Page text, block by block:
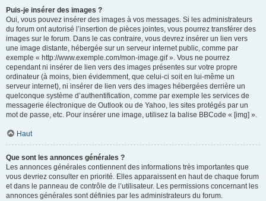
Puis-je insérer des images ?
Oui, vous pouvez insérer des images à vos messages. Si les administrateurs
du forum ont autorisé l’insertion de pièces jointes, vous pourrez transférer des
images sur le forum. Dans le cas contraire, vous devrez insérer un lien vers
une image distante, hébergée sur un serveur internet public, comme par
exemple « http://www.exemple.com/mon-image.gif ». Vous ne pourrez
cependant ni insérer de lien vers des images présentes sur votre propre
ordinateur (à moins, bien évidemment, que celui-ci soit en lui-même un
serveur internet), ni insérer de lien vers des images hébergées derrière un
quelconque système d’authentification, comme par exemple les services de
messagerie électronique de Outlook ou de Yahoo, les sites protégés par un
mot de passe, etc. Pour insérer une image, utilisez la balise BBCode « [img] ».
Haut
Que sont les annonces générales ?
Les annonces générales contiennent des informations très importantes que
vous devriez consulter en priorité. Elles apparaissent en haut de chaque forum
et dans le panneau de contrôle de l’utilisateur. Les permissions concernant les
annonces générales sont définies par les administrateurs du forum.